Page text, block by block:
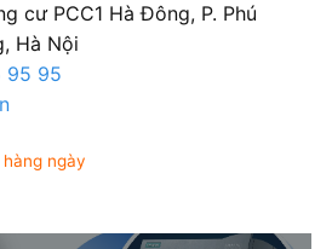
cư PCC1 Hà Đông, P. Phú
Hà Nội
95 95
ngày